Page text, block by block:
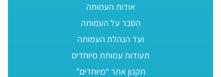
אודות העמותה
הסבר על העמותה
ועד הנהלת העמותה
תעודות עמותת מיוחדים
תקנון אתר “מיוחדים”